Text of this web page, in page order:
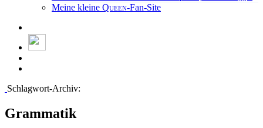
Meine kleine Queen-Fan-Site
Schlagwort-Archiv:
Grammatik